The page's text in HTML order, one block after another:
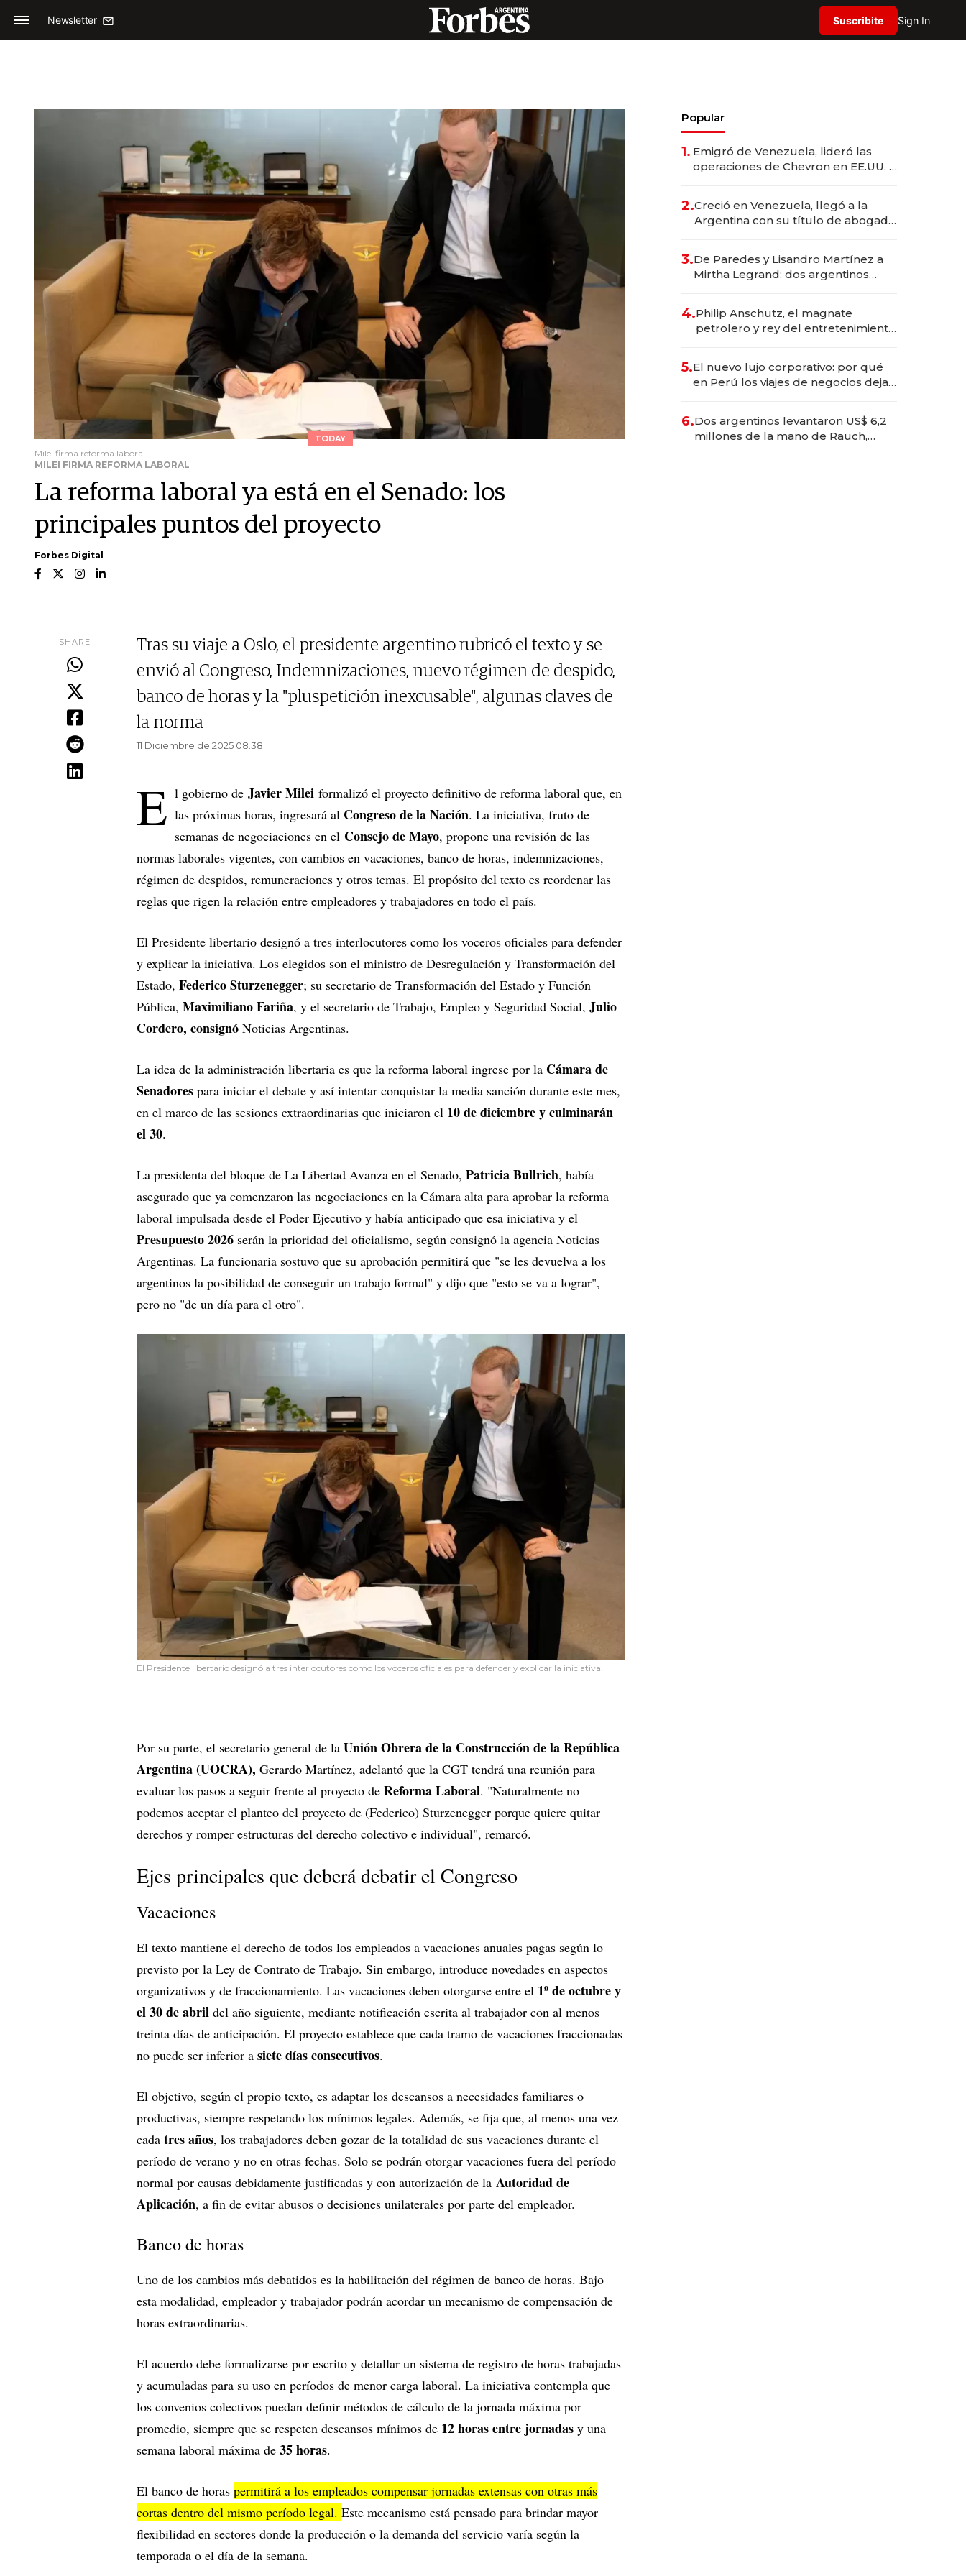
Newsletter Suscribite Sign In
TODAY
Milei firma reforma laboral
MILEI FIRMA REFORMA LABORAL
La reforma laboral ya está en el Senado: los
principales puntos del proyecto
Forbes Digital
SHARE
Tras su viaje a Oslo, el presidente argentino rubricó el texto y se
envió al Congreso, Indemnizaciones, nuevo régimen de despido,
banco de horas y la "pluspetición inexcusable", algunas claves de
la norma
11 Diciembre de 2025 08.38
E l gobierno de Javier Milei formalizó el proyecto definitivo de reforma laboral que, en
las próximas horas, ingresará al Congreso de la Nación. La iniciativa, fruto de
semanas de negociaciones en el Consejo de Mayo, propone una revisión de las
normas laborales vigentes, con cambios en vacaciones, banco de horas, indemnizaciones,
régimen de despidos, remuneraciones y otros temas. El propósito del texto es reordenar las
reglas que rigen la relación entre empleadores y trabajadores en todo el país.
El Presidente libertario designó a tres interlocutores como los voceros oficiales para defender
y explicar la iniciativa. Los elegidos son el ministro de Desregulación y Transformación del
Estado, Federico Sturzenegger; su secretario de Transformación del Estado y Función
Pública, Maximiliano Fariña, y el secretario de Trabajo, Empleo y Seguridad Social, Julio
Cordero, consignó Noticias Argentinas.
La idea de la administración libertaria es que la reforma laboral ingrese por la Cámara de
Senadores para iniciar el debate y así intentar conquistar la media sanción durante este mes,
en el marco de las sesiones extraordinarias que iniciaron el 10 de diciembre y culminarán
el 30.
La presidenta del bloque de La Libertad Avanza en el Senado, Patricia Bullrich, había
asegurado que ya comenzaron las negociaciones en la Cámara alta para aprobar la reforma
laboral impulsada desde el Poder Ejecutivo y había anticipado que esa iniciativa y el
Presupuesto 2026 serán la prioridad del oficialismo, según consignó la agencia Noticias
Argentinas. La funcionaria sostuvo que su aprobación permitirá que "se les devuelva a los
argentinos la posibilidad de conseguir un trabajo formal" y dijo que "esto se va a lograr",
pero no "de un día para el otro".
El Presidente libertario designó a tres interlocutores como los voceros oficiales para defender y explicar la iniciativa.
Por su parte, el secretario general de la Unión Obrera de la Construcción de la República
Argentina (UOCRA), Gerardo Martínez, adelantó que la CGT tendrá una reunión para
evaluar los pasos a seguir frente al proyecto de Reforma Laboral. "Naturalmente no
podemos aceptar el planteo del proyecto de (Federico) Sturzenegger porque quiere quitar
derechos y romper estructuras del derecho colectivo e individual", remarcó.
Ejes principales que deberá debatir el Congreso
Vacaciones
El texto mantiene el derecho de todos los empleados a vacaciones anuales pagas según lo
previsto por la Ley de Contrato de Trabajo. Sin embargo, introduce novedades en aspectos
organizativos y de fraccionamiento. Las vacaciones deben otorgarse entre el 1º de octubre y
el 30 de abril del año siguiente, mediante notificación escrita al trabajador con al menos
treinta días de anticipación. El proyecto establece que cada tramo de vacaciones fraccionadas
no puede ser inferior a siete días consecutivos.
El objetivo, según el propio texto, es adaptar los descansos a necesidades familiares o
productivas, siempre respetando los mínimos legales. Además, se fija que, al menos una vez
cada tres años, los trabajadores deben gozar de la totalidad de sus vacaciones durante el
período de verano y no en otras fechas. Solo se podrán otorgar vacaciones fuera del período
normal por causas debidamente justificadas y con autorización de la Autoridad de
Aplicación, a fin de evitar abusos o decisiones unilaterales por parte del empleador.
Banco de horas
Uno de los cambios más debatidos es la habilitación del régimen de banco de horas. Bajo
esta modalidad, empleador y trabajador podrán acordar un mecanismo de compensación de
horas extraordinarias.
El acuerdo debe formalizarse por escrito y detallar un sistema de registro de horas trabajadas
y acumuladas para su uso en períodos de menor carga laboral. La iniciativa contempla que
los convenios colectivos puedan definir métodos de cálculo de la jornada máxima por
promedio, siempre que se respeten descansos mínimos de 12 horas entre jornadas y una
semana laboral máxima de 35 horas.
El banco de horas permitirá a los empleados compensar jornadas extensas con otras más
cortas dentro del mismo período legal. Este mecanismo está pensado para brindar mayor
flexibilidad en sectores donde la producción o la demanda del servicio varía según la
temporada o el día de la semana.
Popular
1. Emigró de Venezuela, lideró las
operaciones de Chevron en EE.UU. y
2.Creció en Venezuela, llegó a la
Argentina con su título de abogado
marcas "fast premium"
3.De Paredes y Lisandro Martínez a
Mirtha Legrand: dos argentinos
4.Philip Anschutz, el magnate
petrolero y rey del entretenimiento
5.El nuevo lujo corporativo: por qué
en Perú los viajes de negocios dejan
en experiencias transformadoras
6.Dos argentinos levantaron US$ 6,2
millones de la mano de Rauch,